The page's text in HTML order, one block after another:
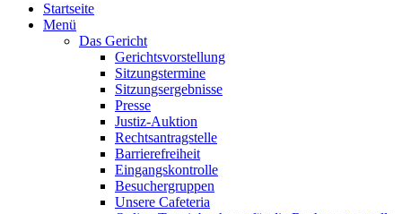
Startseite
Menü
Das Gericht
Gerichtsvorstellung
Sitzungstermine
Sitzungsergebnisse
Presse
Justiz-Auktion
Rechtsantragstelle
Barrierefreiheit
Eingangskontrolle
Besuchergruppen
Unsere Cafeteria